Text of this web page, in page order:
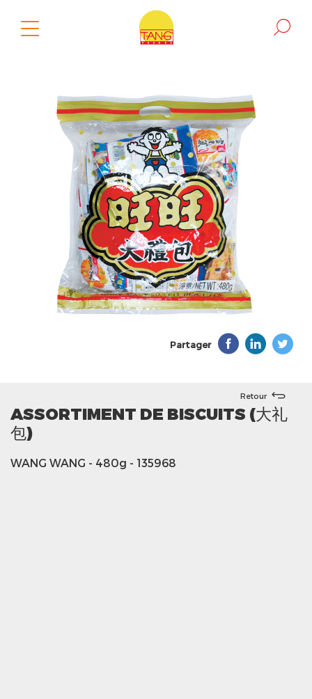
Partager
Retour
ASSORTIMENT DE BISCUITS (大礼
包)
WANG WANG - 480g - 135968